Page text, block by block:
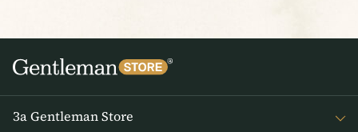
За Gentleman Store